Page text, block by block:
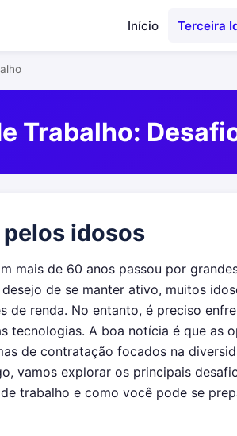
Início Terceira
Trabalho:
idosos
mais de 60 anos passou por
de se manter ativo, muitos
de renda. No entanto, é preciso
tecnologias. A boa notícia é que as
de contratação focados na
vamos explorar os principais
trabalho e como você pode se